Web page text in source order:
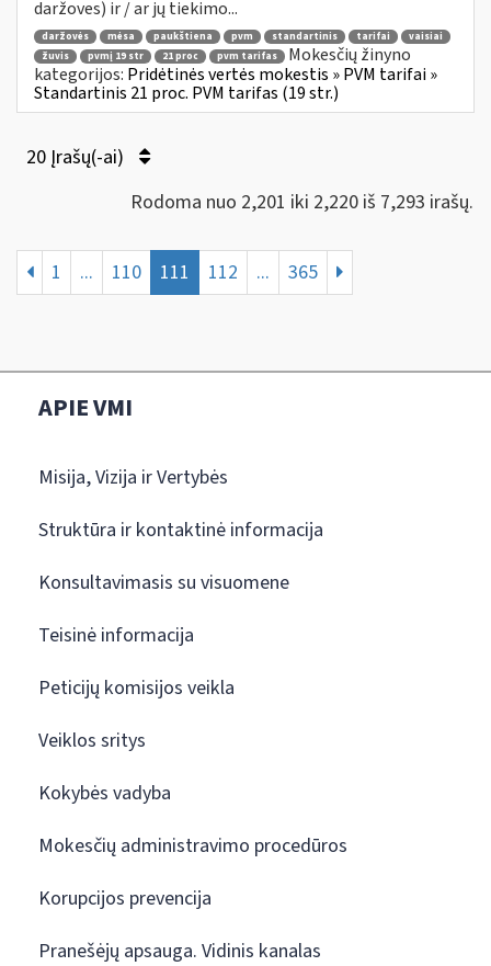
daržoves) ir / ar jų tiekimo...
daržovės mėsa paukštiena pvm standartinis tarifai
vaisiai
žuvis
pvmį 19 str 21 proc pvm tarifas
Mokesčių žinyno
kategorijos: Pridėtinės vertės mokestis » PVM tarifai »
Standartinis 21 proc. PVM tarifas (19 str.)
20 Įrašų(-ai)
Rodoma nuo 2,201 iki 2,220 iš 7,293 irašų.
1 ... 110 111 112 ... 365
APIE VMI
Misija, Vizija ir Vertybės
Struktūra ir kontaktinė informacija
Konsultavimasis su visuomene
Teisinė informacija
Peticijų komisijos veikla
Veiklos sritys
Kokybės vadyba
Mokesčių administravimo procedūros
Korupcijos prevencija
Pranešėjų apsauga. Vidinis kanalas